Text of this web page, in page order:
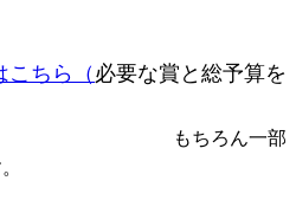
こちら（ 必要な賞と総予算を
ん一部